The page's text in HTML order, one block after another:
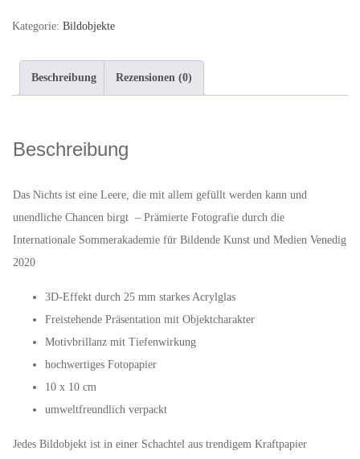
als
Bildobjekt
10
10
cm
Menge
Kategorie: Bildobjekte
Beschreibung Rezensionen (0)
Beschreibung
Das Nichts ist eine Leere, die mit allem gefüllt werden kann und
unendliche Chancen birgt – Prämierte Fotografie durch die
Internationale Sommerakademie für Bildende Kunst und Medien Venedig
2020
3D-Effekt durch 25 mm starkes Acrylglas
Freistehende Präsentation mit Objektcharakter
Motivbrillanz mit Tiefenwirkung
hochwertiges Fotopapier
10 x 10 cm
umweltfreundlich verpackt
Jedes Bildobjekt ist in einer Schachtel aus trendigem Kraftpapier